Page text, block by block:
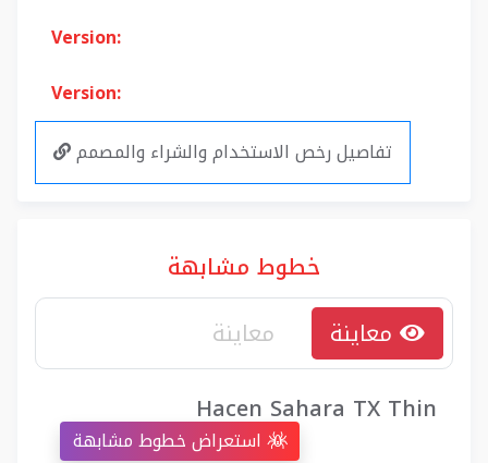
Version:
Version:
تفاصيل رخص الاستخدام والشراء والمصمم
خطوط مشابهة
Hacen Sahara TX Thin